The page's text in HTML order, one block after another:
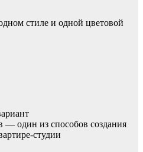
стиле и одной цветовой
— один из способов создания
студии